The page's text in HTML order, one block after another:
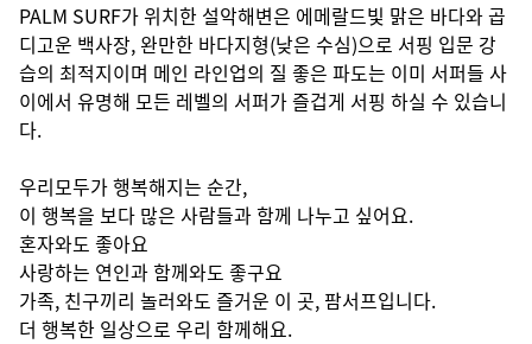
PALM SURF가 위치한 설악해변은 에메랄드빛 맑은 바다와 곱
디고운 백사장, 완만한 바다지형(낮은 수심)으로 서핑 입문 강
습의 최적지이며 메인 라인업의 질 좋은 파도는 이미 서퍼들 사
이에서 유명해 모든 레벨의 서퍼가 즐겁게 서핑 하실 수 있습니
다.
우리모두가 행복해지는 순간,
이 행복을 보다 많은 사람들과 함께 나누고 싶어요.
혼자와도 좋아요
사랑하는 연인과 함께와도 좋구요
가족, 친구끼리 놀러와도 즐거운 이 곳, 팜서프입니다.
더 행복한 일상으로 우리 함께해요.